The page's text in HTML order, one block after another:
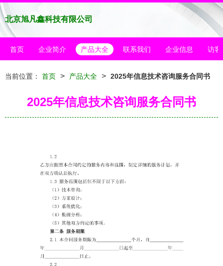
北京旭凡鑫科技有限公司
首页 企业简介 产品大全 联系我们 企业信息 访客
当前位置： 首页 > 产品大全 > 2025年信息技术咨询服务合同书
2025年信息技术咨询服务合同书